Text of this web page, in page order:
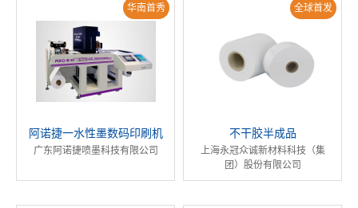
华南首秀
阿诺捷一水性墨数码印刷机
广东阿诺捷喷墨科技有限公司
全球首发
不干胶半成品
上海永冠众诚新材料科技（集
团）股份有限公司